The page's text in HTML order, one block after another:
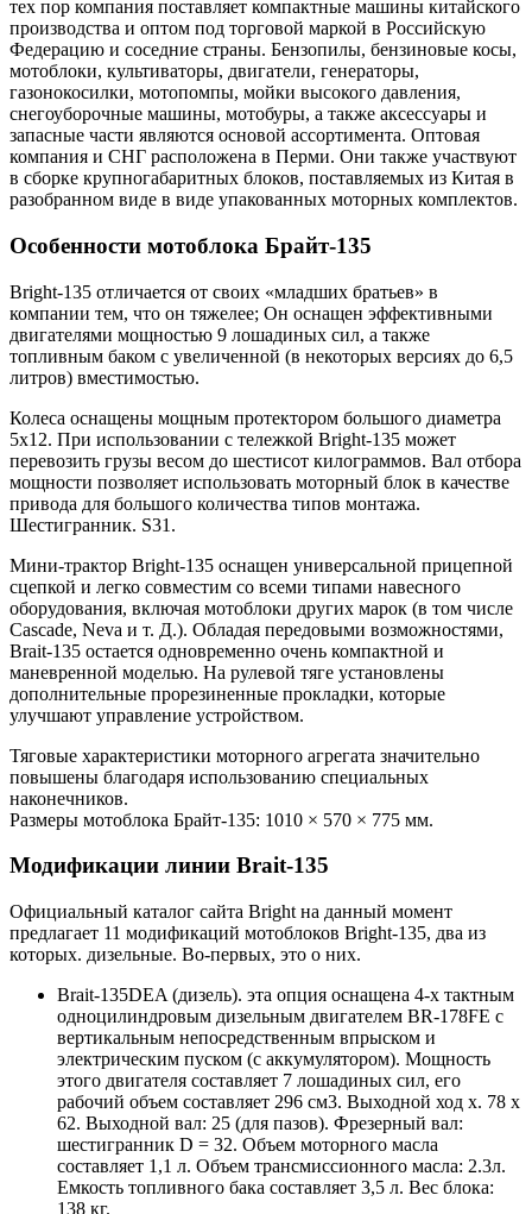
тех пор компания поставляет компактные машины китайского
производства и оптом под торговой маркой в ​​Российскую
Федерацию и соседние страны. Бензопилы, бензиновые косы,
мотоблоки, культиваторы, двигатели, генераторы,
газонокосилки, мотопомпы, мойки высокого давления,
снегоуборочные машины, мотобуры, а также аксессуары и
запасные части являются основой ассортимента. Оптовая
компания и СНГ расположена в Перми. Они также участвуют
в сборке крупногабаритных блоков, поставляемых из Китая в
разобранном виде в виде упакованных моторных комплектов.
Особенности мотоблока Брайт-135
Bright-135 отличается от своих «младших братьев» в
компании тем, что он тяжелее; Он оснащен эффективными
двигателями мощностью 9 лошадиных сил, а также
топливным баком с увеличенной (в некоторых версиях до 6,5
литров) вместимостью.
Колеса оснащены мощным протектором большого диаметра
5х12. При использовании с тележкой Bright-135 может
перевозить грузы весом до шестисот килограммов. Вал отбора
мощности позволяет использовать моторный блок в качестве
привода для большого количества типов монтажа.
Шестигранник. S31.
Мини-трактор Bright-135 оснащен универсальной прицепной
сцепкой и легко совместим со всеми типами навесного
оборудования, включая мотоблоки других марок (в том числе
Cascade, Neva и т. Д.). Обладая передовыми возможностями,
Brait-135 остается одновременно очень компактной и
маневренной моделью. На рулевой тяге установлены
дополнительные прорезиненные прокладки, которые
улучшают управление устройством.
Тяговые характеристики моторного агрегата значительно
повышены благодаря использованию специальных
наконечников.
Размеры мотоблока Брайт-135: 1010 × 570 × 775 мм.
Модификации линии Brait-135
Официальный каталог сайта Bright на данный момент
предлагает 11 модификаций мотоблоков Bright-135, два из
которых. дизельные. Во-первых, это о них.
Brait-135DEA (дизель). эта опция оснащена 4-х тактным
одноцилиндровым дизельным двигателем BR-178FE с
вертикальным непосредственным впрыском и
электрическим пуском (с аккумулятором). Мощность
этого двигателя составляет 7 лошадиных сил, его
рабочий объем составляет 296 см3. Выходной ход x. 78 x
62. Выходной вал: 25 (для пазов). Фрезерный вал:
шестигранник D = 32. Объем моторного масла
составляет 1,1 л. Объем трансмиссионного масла: 2.3л.
Емкость топливного бака составляет 3,5 л. Вес блока:
138 кг.